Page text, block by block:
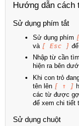
Hướng dẫn cách
Sử dụng phím tắt
Sử dụng phím
và [ Esc ]
Nhập từ cần
hiện ra bên
Khi con trỏ
tên lên [ ↑ ]
các từ được
để xem chi tiết
Sử dụng chuột